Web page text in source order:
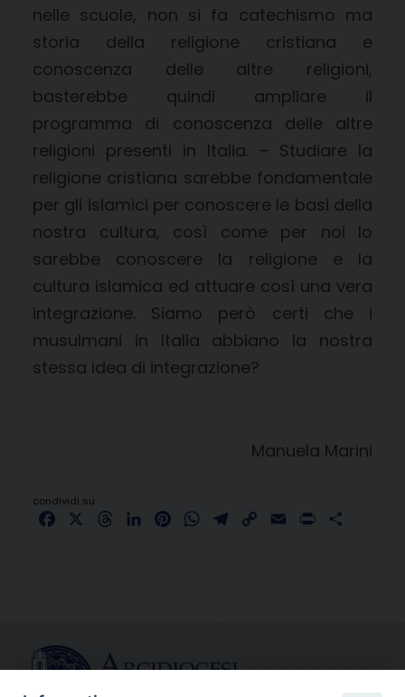
nelle scuole, non si fa catechismo ma
storia della religione cristiana e
conoscenza delle altre religioni,
basterebbe quindi ampliare il
programma di conoscenza delle altre
religioni presenti in Italia. – Studiare la
religione cristiana sarebbe fondamentale
per gli islamici per conoscere le basi della
nostra cultura, così come per noi lo
sarebbe conoscere la religione e la
cultura islamica ed attuare così una vera
integrazione. Siamo però certi che i
musulmani in Italia abbiano la nostra
stessa idea di integrazione?
Manuela Marini
condividi su
FacebookThreadsLinkedInPinterestWhatsApp
Telegram
Copy Email Print